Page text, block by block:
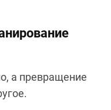
а превращение